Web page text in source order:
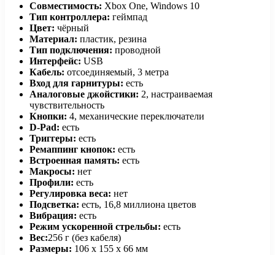
Совместимость: Xbox One, Windows 10
Тип контроллера: геймпад
Цвет: чёрный
Материал: пластик, резина
Тип подключения: проводной
Интерфейс: USB
Кабель: отсоединяемый, 3 метра
Вход для гарнитуры: есть
Аналоговые джойстики: 2, настраиваемая
чувствительность
Кнопки: 4, механические переключатели
D-Pad: есть
Триггеры: есть
Ремаппинг кнопок: есть
Встроенная память: есть
Макросы: нет
Профили: есть
Регулировка веса: нет
Подсветка: есть, 16,8 миллиона цветов
Вибрация: есть
Режим ускоренной стрельбы: есть
Вес:256 г (без кабеля)
Размеры: 106 х 155 х 66 мм